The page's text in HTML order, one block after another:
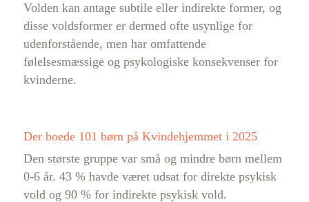
Volden kan antage subtile eller indirekte former, og
disse voldsformer er dermed ofte usynlige for
udenforstående, men har omfattende
følelsesmæssige og psykologiske konsekvenser for
kvinderne.
Der boede 101 børn på Kvindehjemmet i 2025
Den største gruppe var små og mindre børn mellem
0-6 år. 43 % havde været udsat for direkte psykisk
vold og 90 % for indirekte psykisk vold.